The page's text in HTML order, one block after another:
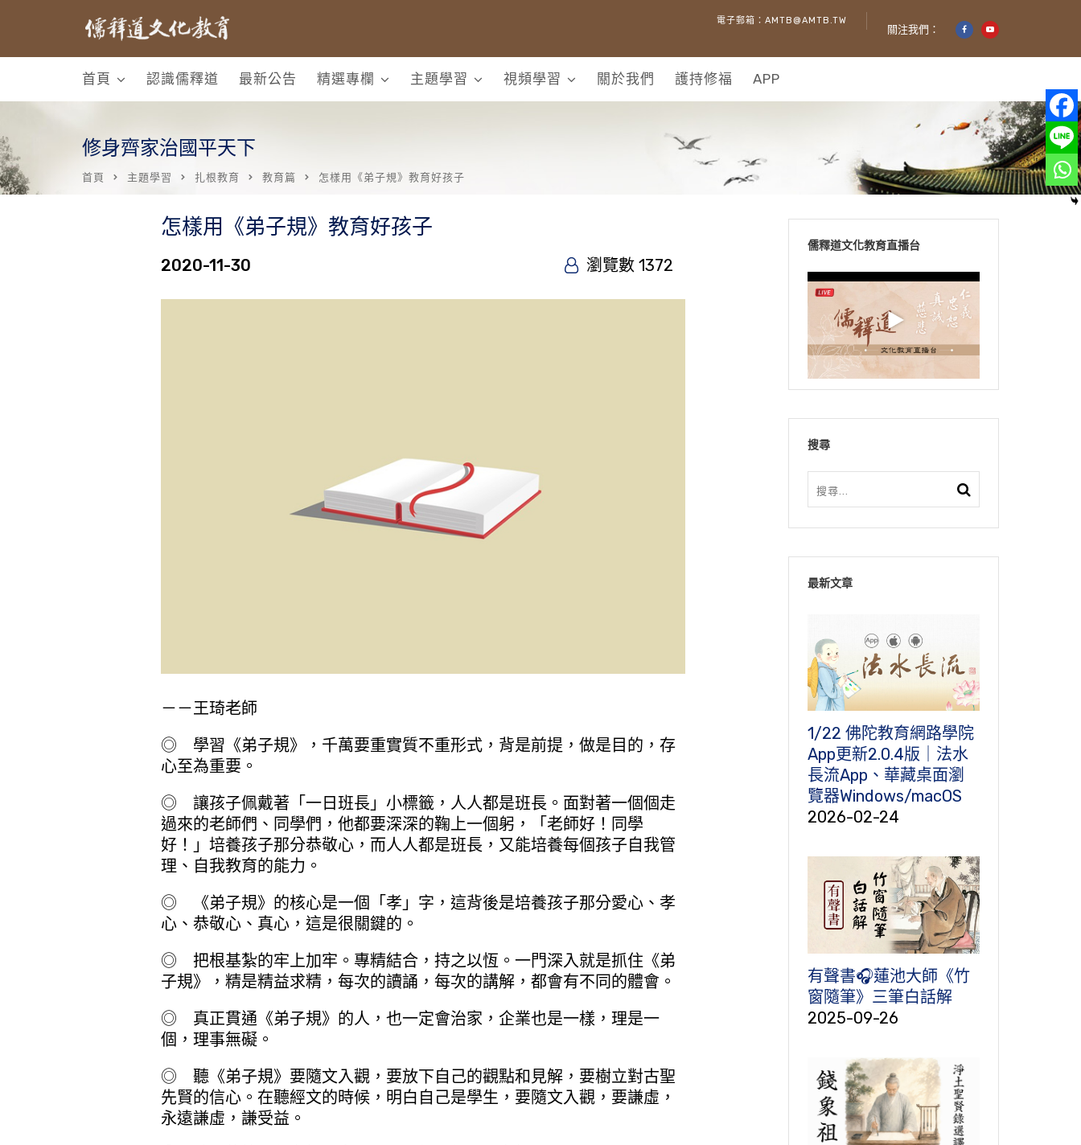
電子郵箱：AMTB@AMTB.TW
關注我們：
首頁 認識儒釋道 最新公告 精選專欄 主題學習 視頻學習 關於我們 護持修福 APP
修身齊家治國平天下
首頁 主題學習 扎根教育 教育篇 怎樣用《弟子規》教育好孩子
怎樣用《弟子規》教育好孩子
2020-11-30 瀏覽數 1372
－－王琦老師
◎ 學習《弟子規》，千萬要重實質不重形式，背是前提，做是目的，存
心至為重要。
◎ 讓孩子佩戴著「一日班長」小標籤，人人都是班長。面對著一個個走
過來的老師們、同學們，他都要深深的鞠上一個躬，「老師好！同學
好！」培養孩子那分恭敬心，而人人都是班長，又能培養每個孩子自我管
理、自我教育的能力。
◎ 《弟子規》的核心是一個「孝」字，這背後是培養孩子那分愛心、孝
心、恭敬心、真心，這是很關鍵的。
◎ 把根基紮的牢上加牢。專精結合，持之以恆。一門深入就是抓住《弟
子規》，精是精益求精，每次的讀誦，每次的講解，都會有不同的體會。
◎ 真正貫通《弟子規》的人，也一定會治家，企業也是一樣，理是一
個，理事無礙。
◎ 聽《弟子規》要隨文入觀，要放下自己的觀點和見解，要樹立對古聖
先賢的信心。在聽經文的時候，明白自己是學生，要隨文入觀，要謙虛，
永遠謙虛，謙受益。
儒釋道文化教育直播台
搜尋
最新文章
1/22 佛陀教育網路學院
App更新2.0.4版｜法水
長流App、華藏桌面瀏
覽器Windows/macOS
2026-02-24
有聲書🎧蓮池大師《竹
窗隨筆》三筆白話解
2025-09-26